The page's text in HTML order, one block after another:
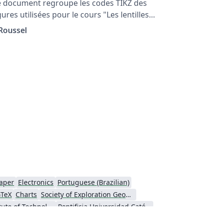
document regroupe les codes TIKZ des
utilisées pour le cours "Les lentilles
situé à la page: http://femto-
optique_geometrique/opt_C3.php
Electronics Portuguese (Brazilian)
Charts
Society of Exploration Geophysicists
Indian Institute of Technology Madras
Pontificia Universidad Católica de Chile